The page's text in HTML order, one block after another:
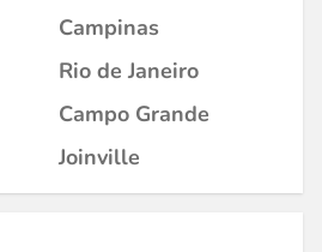
Campinas
Rio de Janeiro
Campo Grande
Joinville